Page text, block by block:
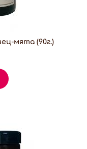
мята (90г.)